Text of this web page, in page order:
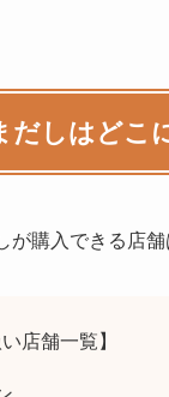
だしはどこ
が購入できる店舗
店舗一覧】